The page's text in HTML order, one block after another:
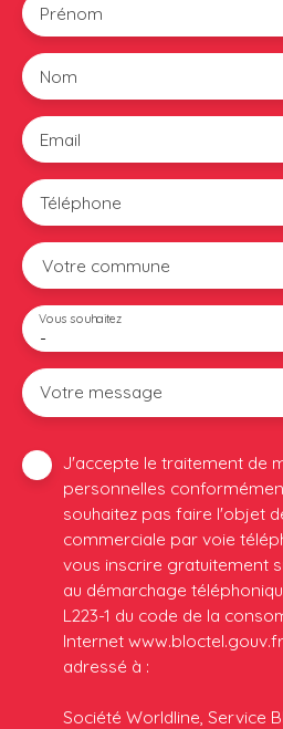
Prénom
Nom
Email
Téléphone
Votre commune
-
Vous souhaitez
Votre message
J'accepte le traitement de
personnelles
souhaitez pas faire l'objet
commerciale par voie
vous inscrire gratuitement
au démarchage
L223-1 du code de la
Internet
adressé à :
Société Worldline, Service